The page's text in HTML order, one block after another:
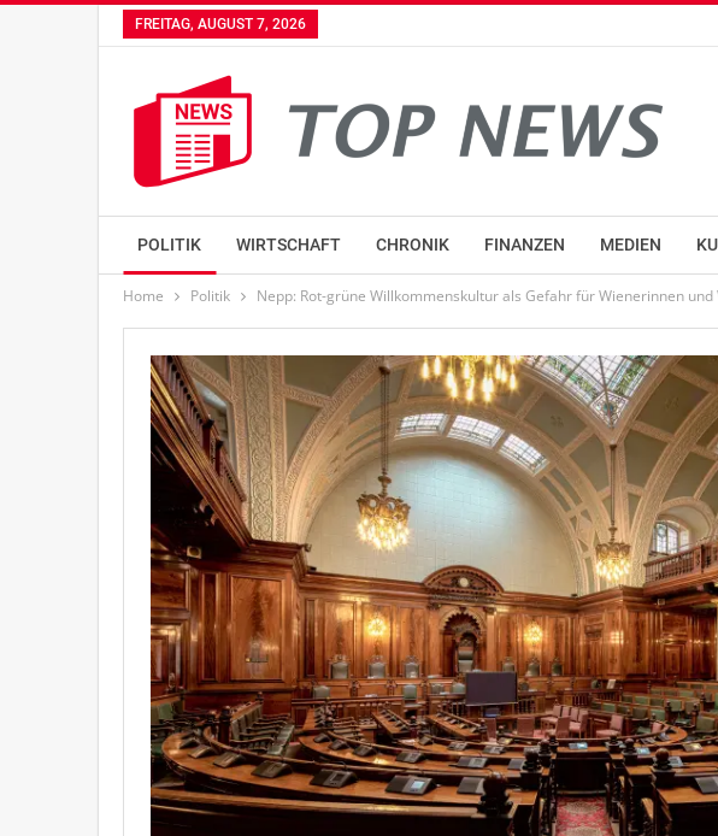
FREITAG, AUGUST 7, 2026
POLITIK WIRTSCHAFT CHRONIK FINANZEN MEDIEN
Home Politik Nepp: Rot-grüne Willkommenskultur als Gefahr für Wienerinnen und